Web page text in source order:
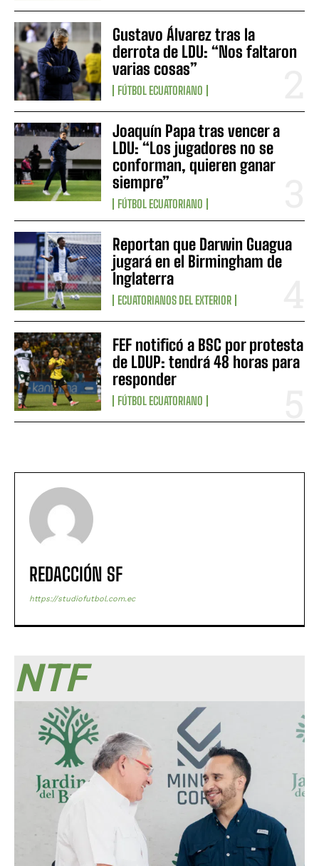
Gustavo Álvarez tras la
derrota de LDU: “Nos faltaron
varias cosas”
FÚTBOL ECUATORIANO
Joaquín Papa tras vencer a
LDU: “Los jugadores no se
conforman, quieren ganar
siempre”
FÚTBOL ECUATORIANO
Reportan que Darwin Guagua
jugará en el Birmingham de
Inglaterra
ECUATORIANOS DEL EXTERIOR
FEF notificó a BSC por protesta
de LDUP: tendrá 48 horas para
responder
FÚTBOL ECUATORIANO
REDACCIÓN SF
https://studiofutbol.com.ec
NTF